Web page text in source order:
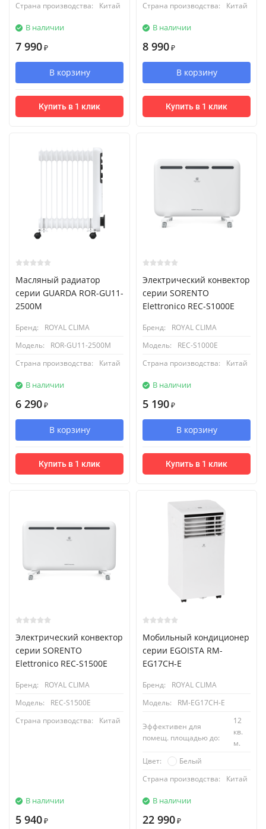
Страна производства:
Китай
В наличии
7 990 ₽
В корзину
Купить в 1 клик
Страна производства:
Китай
В наличии
8 990 ₽
В корзину
Купить в 1 клик
Масляный радиатор
серии GUARDA ROR-GU11-
2500M
Бренд:
ROYAL CLIMA
Модель:
ROR-GU11-2500M
Страна производства:
Китай
В наличии
6 290 ₽
В корзину
Купить в 1 клик
Электрический конвектор
серии SORENTO
Elettronico REC-S1000E
Бренд:
ROYAL CLIMA
Модель:
REC-S1000E
Страна производства:
Китай
В наличии
5 190 ₽
В корзину
Купить в 1 клик
Электрический конвектор
серии SORENTO
Elettronico REC-S1500E
Бренд:
ROYAL CLIMA
Модель:
REC-S1500E
Страна производства:
Китай
В наличии
5 940 ₽
Мобильный кондиционер
cерии EGOISTA RM-
EG17CH-E
Бренд:
ROYAL CLIMA
Модель:
RM-EG17CH-E
Эффективен для
помещ. площадью до:
12
кв.
м.
Цвет:
Белый
Страна производства:
Китай
В наличии
22 990 ₽